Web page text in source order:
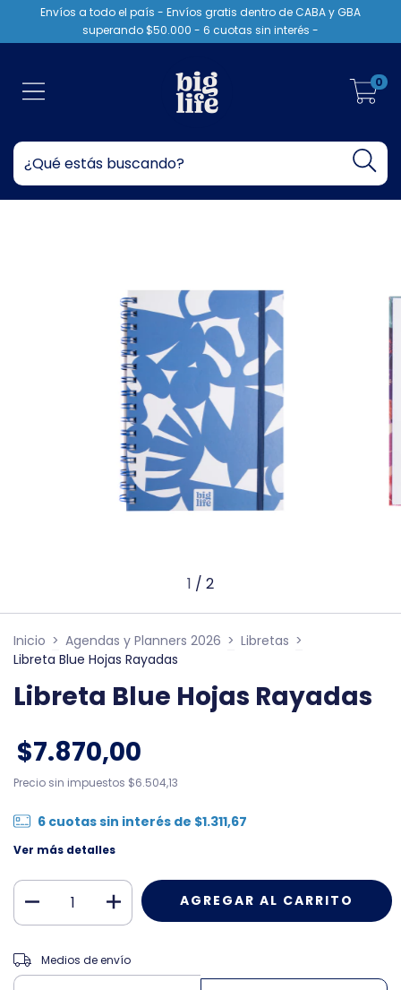
Envíos a todo el país - Envíos gratis dentro de CABA y GBA
superando $50.000 - 6 cuotas sin interés -
0
1 / 2
Inicio > Agendas y Planners 2026 > Libretas >
Libreta Blue Hojas Rayadas
Libreta Blue Hojas Rayadas
$7.870,00
Precio sin impuestos $6.504,13
6 cuotas sin interés de $1.311,67
Ver más detalles
Entregas para el CP:
Medios de envío